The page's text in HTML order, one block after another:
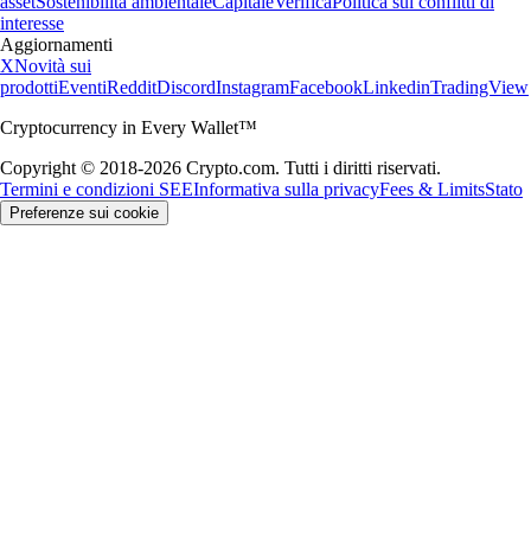
interesse
Aggiornamenti
XNovità sui
prodottiEventiRedditDiscordInstagramFacebookLinkedinTradingView
Cryptocurrency in Every Wallet™
Copyright © 2018-2026 Crypto.com. Tutti i diritti riservati.
Termini e condizioni SEEInformativa sulla privacyFees & LimitsStato
Preferenze sui cookie